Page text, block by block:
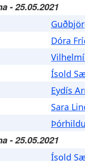
- 25.05.2021
Dóra
Ísold
Eydís
Sara
- 25.05.2021
Ísold